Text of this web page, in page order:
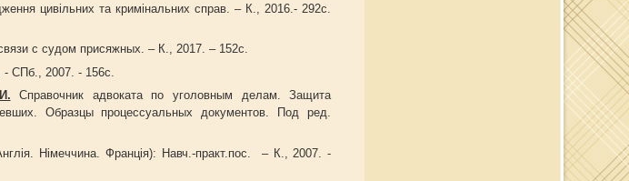
цивільних та кримінальних справ. – К., 2016.- 292с.
с судом присяжных. – К., 2017. – 152с.
СПб., 2007. - 156с.
Справочник адвоката по уголовным делам. Защита
Образцы процессуальных документов. Под ред.
Німеччина. Франція): Навч.-практ.пос. – К., 2007. -